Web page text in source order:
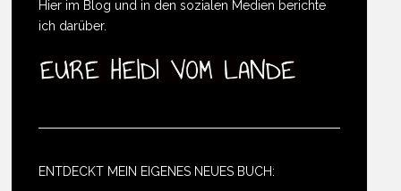
Hier im Blog und in den sozialen Medien berichte
ich darüber.
ENTDECKT MEIN EIGENES NEUES BUCH: